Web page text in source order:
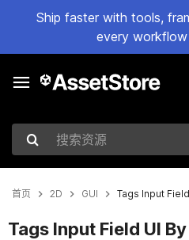
Ship faster with tools,
every
搜索资源
首页 2D GUI Tags Input
Tags Input Field UI